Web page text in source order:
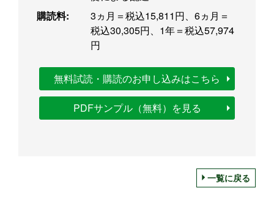
購読料:
3ヵ月＝税込15,811円、6ヵ月＝
税込30,305円、1年＝税込57,974
円
無料試読・購読のお申し込みはこちら
PDFサンプル（無料）を見る
一覧に戻る